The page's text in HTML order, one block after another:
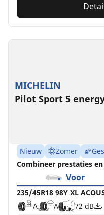
MICHELIN
Pilot Sport 5
Nieuw Zomer
Combineer prestaties
Voor
235/45R18 98Y XL
A
A 72 dB